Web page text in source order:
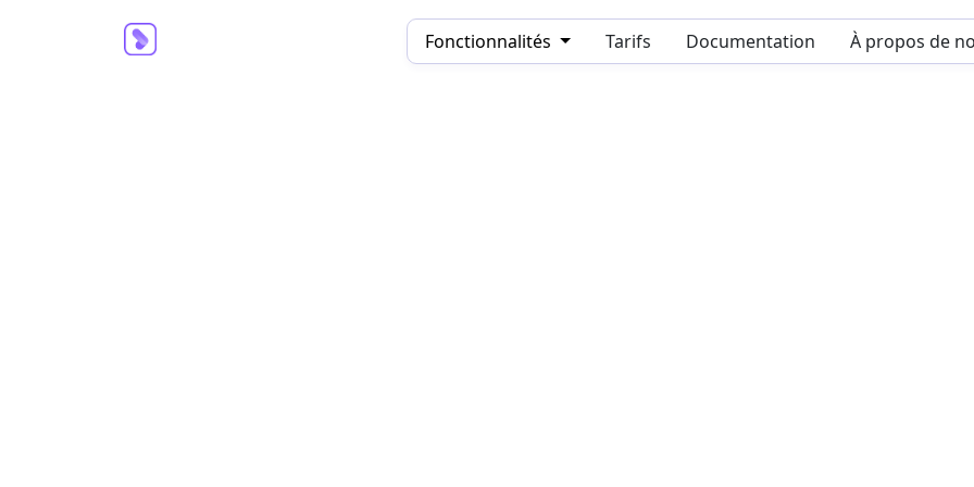
Fonctionnalités Tarifs Documentation À propos de